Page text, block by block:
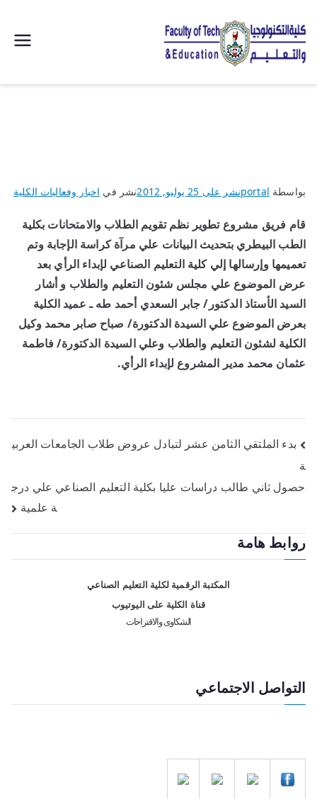
التكنولوجيا
جامعة
سوهاج |
بواسطة portalنشر على 25 يوليو, 2012 نشر في اخبار وفعاليات الكلية
قام فريق مشروع تطوير نظم تقويم الطلاب والامتحانات بكلية
الطب البيطري بتحديث البيانات علي مرآة كراسة الإجابة وتم
تعميمها وإرسالها إلي كلية التعليم الصناعي لإبداء الرأي بعد
عرض الموضوع علي مجلس شئون التعليم والطلاب و أشار
السيد الأستاذ الدكتور/ جابر السعدي أحمد طه ـ عميد الكلية
بعرض الموضوع علي السيدة الدكتورة/ صباح صابر محمد وكيل
الكلية لشئون التعليم والطلاب وعلي السيدة الدكتورة/ فاطمة
عثمان محمد مدير المشروع لإبداء الرأي.
بدء الملتقي الثامن عشر لتبادل عروض طلاب الجامعات العربي
ة
حصول ثاني طالب دراسات عليا بكلية التعليم الصناعي علي درج
ة علمية
روابط هامة
المكتبة الرقمية لكلية التعليم الصناعي
قناة الكلية على اليوتيوب
الشكاوى والاقتراحات
التواصل الاجتماعي